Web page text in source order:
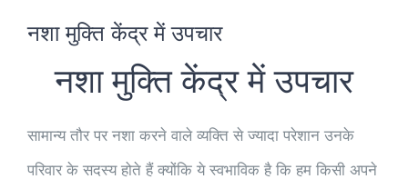
नशा मुक्ति केंद्र में उपचार
नशा मुक्ति केंद्र में उपचार
सामान्य तौर पर नशा करने वाले व्यक्ति से ज्यादा परेशान उनके
परिवार के सदस्य होते हैं क्योंकि ये स्वभाविक है कि हम किसी अपने